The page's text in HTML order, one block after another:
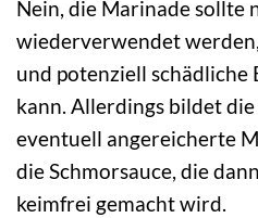
Nein, die Marinade sollte
wiederverwendet
und potenziell
kann. Allerdings bildet
eventuell angereicherte
die Schmorsauce, die
keimfrei gemacht wird.